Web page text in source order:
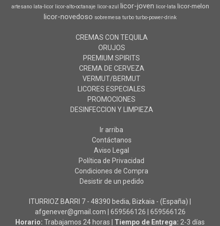
artesano lata-licor licor-alto-octanaje licor-azul licor-joven licor-lata licor-melon
licor-novedoso sobremesa turbo turbo-power-drink
CREMAS CON TEQUILA
ORUJOS
PREMIUM SPIRITS
CREMA DE CERVEZA
VERMUT/BERMUT
LICORES ESPECIALES
PROMOCIONES
DESINFECCION Y LIMPIEZA
Ir arriba
Contáctanos
Aviso Legal
Política de Privacidad
Condiciones de Compra
Desistir de un pedido
ITURRIOZ BARRI 7 - 48390 bedia, Bizkaia - (España) |
afgenever@gmail.com | 659566126
659566126
Horario: Trabajamos 24 horas | Tiempo de Entrega: 2-3 días